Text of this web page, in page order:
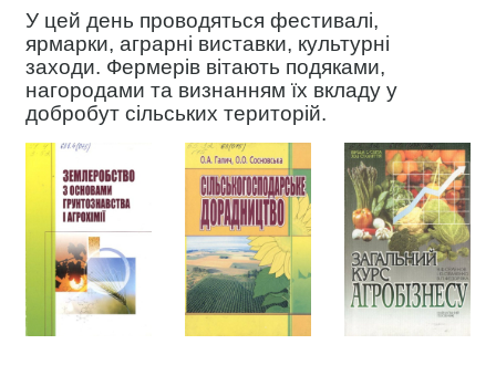
У цей день проводяться фестивалі,
ярмарки, аграрні виставки, культурні
заходи. Фермерів вітають подяками,
нагородами та визнанням їх вкладу у
добробут сільських територій.